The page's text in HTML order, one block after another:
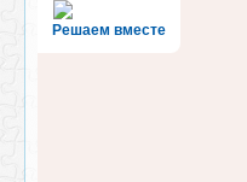
Решаем вместе